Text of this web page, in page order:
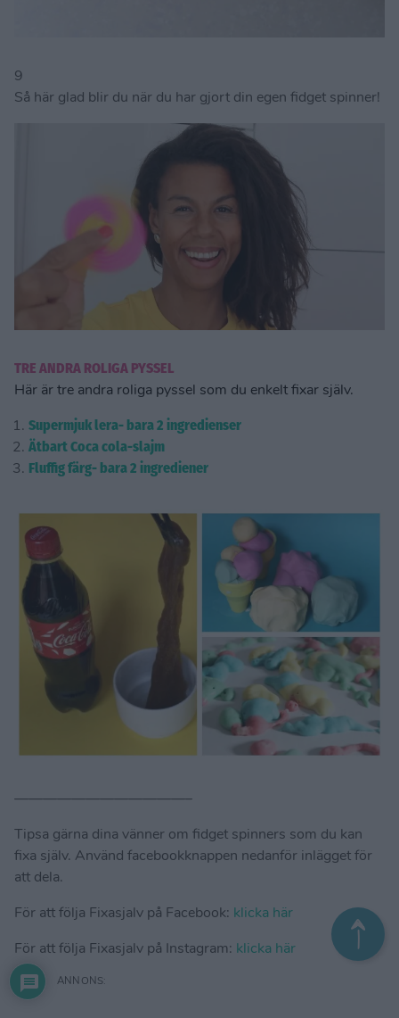
9
Så här glad blir du när du har gjort din egen fidget spinner!
TRE ANDRA ROLIGA PYSSEL
Här är tre andra roliga pyssel som du enkelt fixar själv.
Supermjuk lera- bara 2 ingredienser
Ätbart Coca cola-slajm
Fluffig färg- bara 2 ingrediener
————————————–
Tipsa gärna dina vänner om fidget spinners som du kan
fixa själv. Använd facebookknappen nedanför inlägget för
att dela.
För att följa Fixasjalv på Facebook: klicka här
För att följa Fixasjalv på Instagram: klicka här